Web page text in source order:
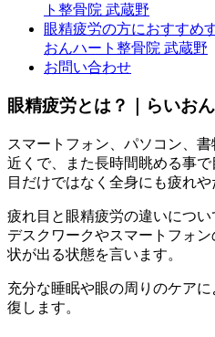
ト整骨院 武蔵野
眼精疲労の方におすすめ
おんハート整骨院 武蔵野
お問い合わせ
眼精疲労とは？｜らいお
スマートフォン、パソコン、
近くで、また長時間眺める事
目だけではなく全身にも疲れ
疲れ目と眼精疲労の違いにつ
デスクワークやスマートフォ
状が出る状態を言います。
充分な睡眠や眼の周りのケア
復します。